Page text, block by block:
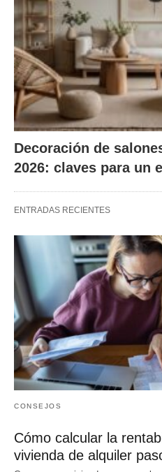
Decoración de
2026: claves para un
ENTRADAS RECIENTES
CONSEJOS
Cómo calcular la
vivienda de alquiler